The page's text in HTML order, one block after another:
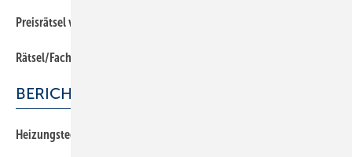
Preisrätsel von Danfoss
Rätsel/Fachfragen zur Wärmepumpe
BERICHTSHEFT
Heizungstechnik